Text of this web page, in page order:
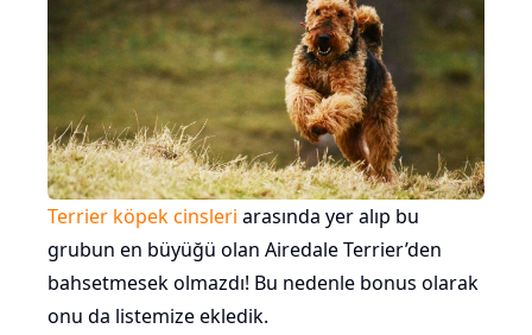
Terrier köpek cinsleri arasında yer alıp bu
grubun en büyüğü olan Airedale Terrier’den
bahsetmesek olmazdı! Bu nedenle bonus olarak
onu da listemize ekledik.